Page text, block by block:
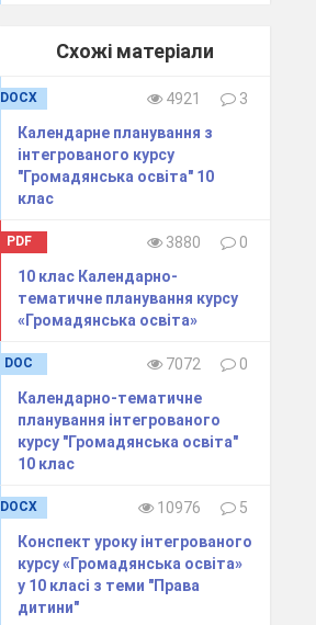
Схожі матеріали
DOCX 4921
3
Календарне планування з
інтегрованого курсу
"Громадянська освіта" 10
клас
PDF 3880
0
10 клас Календарно-
тематичне планування курсу
«Громадянська освіта»
DOC 7072
0
Календарно-тематичне
планування інтегрованого
курсу "Громадянська освіта"
10 клас
DOCX 10976
5
Конспект уроку інтегрованого
курсу «Громадянська освіта»
у 10 класі з теми "Права
дитини"